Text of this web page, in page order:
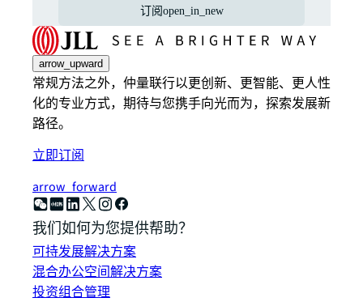
订阅 open_in_new
arrow_upward
常规方法之外，仲量联行以更创新、更智能、更人性
化的专业方式，期待与您携手向光而为，探索发展新
路径。
立即订阅
arrow_forward
我们如何为您提供帮助？
可持发展解决方案
混合办公空间解决方案
投资组合管理